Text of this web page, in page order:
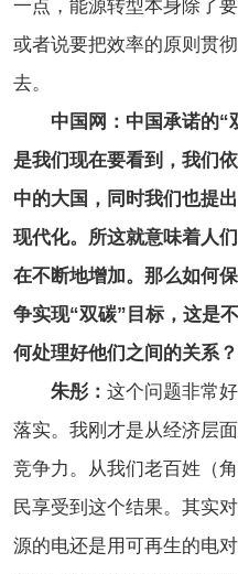
一点，能源转型本身除了
或者说要把效率的原则贯
去。
中国网：中国承诺的“
是我们现在要看到，我们
中的大国，同时我们也提
现代化。所这就意味着人
在不断地增加。那么如何
争实现“双碳”目标，这是
何处理好他们之间的关系？
朱彤： 这个问题非常
落实。我刚才是从经济层
竞争力。从我们老百姓（
民享受到这个结果。其实
源的电还是用可再生的电